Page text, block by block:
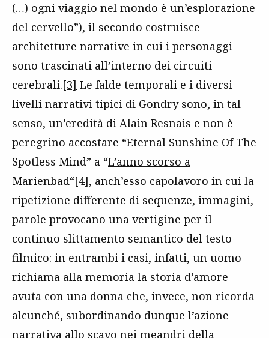
(…) ogni viaggio nel mondo è un’esplorazione
del cervello”), il secondo costruisce
architetture narrative in cui i personaggi
sono trascinati all’interno dei circuiti
cerebrali.[3] Le falde temporali e i diversi
livelli narrativi tipici di Gondry sono, in tal
senso, un’eredità di Alain Resnais e non è
peregrino accostare “Eternal Sunshine Of The
Spotless Mind” a “L’anno scorso a
Marienbad“[4], anch’esso capolavoro in cui la
ripetizione differente di sequenze, immagini,
parole provocano una vertigine per il
continuo slittamento semantico del testo
filmico: in entrambi i casi, infatti, un uomo
richiama alla memoria la storia d’amore
avuta con una donna che, invece, non ricorda
alcunché, subordinando dunque l’azione
narrativa allo scavo nei meandri della